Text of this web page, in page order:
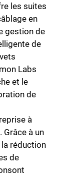
les suites
en
gestion de
de
Labs
et le
de
à
Grâce à un
réduction
de